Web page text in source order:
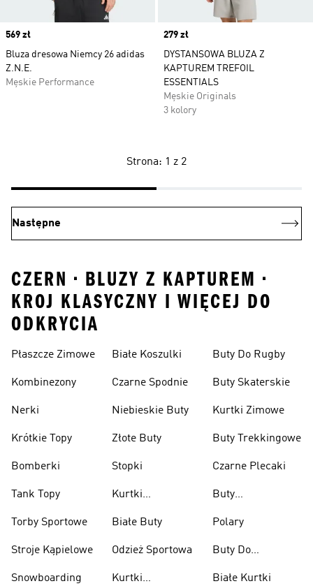
Price
569 zł
Bluza dresowa Niemcy 26 adidas
Z.N.E.
Męskie Performance
Price
279 zł
DYSTANSOWA BLUZA Z
KAPTUREM TREFOIL
ESSENTIALS
Męskie Originals
3 kolory
Strona: 1 z 2
Następne
CZERN • BLUZY Z KAPTUREM •
KROJ KLASYCZNY I WIĘCEJ DO
ODKRYCIA
Płaszcze Zimowe
Kombinezony
Nerki
Krótkie Topy
Bomberki
Tank Topy
Torby Sportowe
Stroje Kąpielowe
Snowboarding
Białe Koszulki
Czarne Spodnie
Niebieskie Buty
Złote Buty
Stopki
Kurtki
Białe Buty
Odzież Sportowa
Kurtki
Buty Do Rugby
Buty Skaterskie
Kurtki Zimowe
Buty Trekkingowe
Czarne Plecaki
Buty
Polary
Buty Do
Białe Kurtki